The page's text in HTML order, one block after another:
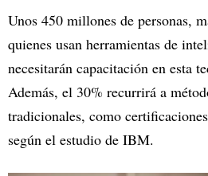
Unos 450 millones de personas,
quienes usan herramientas de
necesitarán capacitación en esta
Además, el 30% recurrirá a
tradicionales, como
según el estudio de IBM.